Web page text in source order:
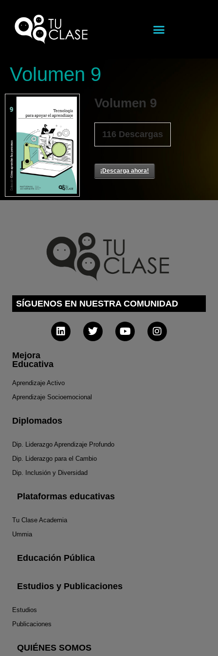
Volumen 9
Volumen 9
116 Descargas
¡Descarga ahora!
SÍGUENOS EN NUESTRA COMUNIDAD
Mejora
Educativa
Aprendizaje Activo
Aprendizaje Socioemocional
Diplomados
Dip. Liderazgo Aprendizaje Profundo
Dip. Liderazgo para el Cambio
Dip. Inclusión y Diversidad
Plataformas educativas
Tu Clase Academia
Ummia
Educación Pública
Estudios y Publicaciones
Estudios
Publicaciones
QUIÉNES SOMOS